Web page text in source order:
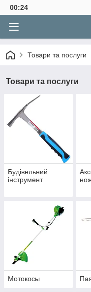
00:24
Товари та послуги
Товари та послуги
Будівельний
інструмент
Мотокосы